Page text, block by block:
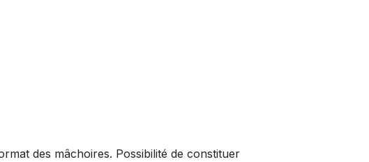
des mâchoires. Possibilité de constituer